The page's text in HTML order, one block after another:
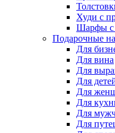
Худи с
Шарфы с
Подарочные
Для
Для вина
Для
Для
Для
Для
Для
Для